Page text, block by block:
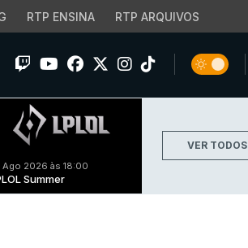
RTP ENSINA RTP ARQUIVOS
Ago 2026 às 18:00
Summer
VER TODOS